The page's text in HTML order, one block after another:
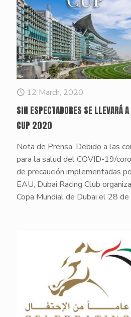
12 March, 2020
SIN ESPECTADORES SE LLEVARÁ
CUP 2020
Nota de Prensa. Debido a las
para la salud del COVID-19/
de precaución implementadas
EAU, Dubai Racing Club
Copa Mundial de Dubai el 28 de